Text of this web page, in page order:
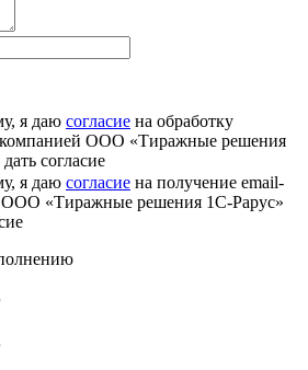
я даю согласие на обработку
ООО «Тиражные решения
согласие
я даю согласие на получение email-
ООО «Тиражные решения 1С-Рарус»